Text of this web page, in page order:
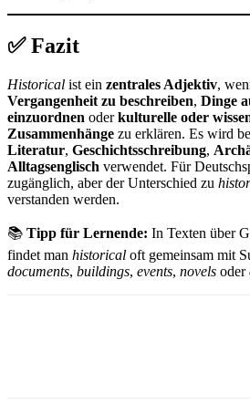
✅ Fazit
Historical ist ein zentrales Adjektiv,
Vergangenheit zu beschreiben, Dinge
einzuordnen oderkulturelle oder
Zusammenhänge zu erklären. Es wird
Literatur, Geschichtsschreibung,
Alltagsenglisch verwendet. Für
zugänglich, aber der Unterschied zu
verstanden werden.
📚 Tipp für Lernende: In Texten über
findet man historical oft gemeinsam mit
documents, buildings, events, novels oder